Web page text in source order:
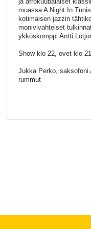
muassa A Night In
kotimaisen jazzin
monivivahteiset
ykköskomppi Antti
Show klo 22, ovet klo
Jukka Perko, saksofoni
rummut